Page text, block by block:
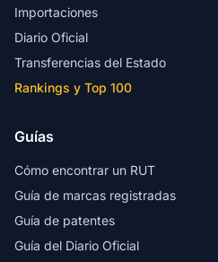
Importaciones
Diario Oficial
Transferencias del Estado
Rankings y Top 100
Guías
Cómo encontrar un RUT
Guía de marcas registradas
Guía de patentes
Guía del Diario Oficial